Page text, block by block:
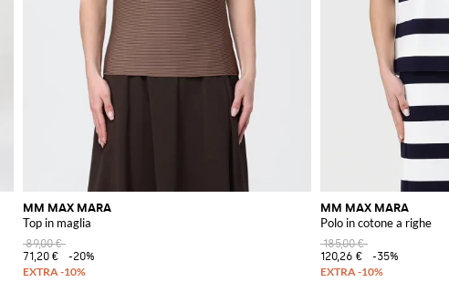
MM MAX MARA
Top in maglia
89,00 €
71,20 €
-20%
MM MAX MARA
Polo in cotone a righe
185,00 €
120,26 €
-35%